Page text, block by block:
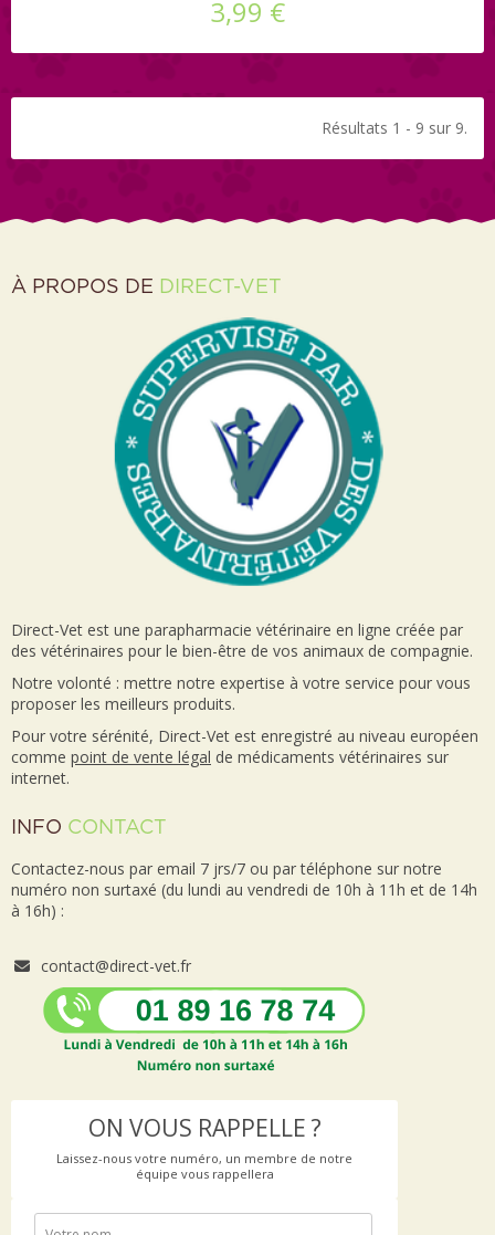
3,99 €
Résultats 1 - 9 sur 9.
À PROPOS DE DIRECT-VET
Direct-Vet est une parapharmacie vétérinaire en ligne créée par
des vétérinaires pour le bien-être de vos animaux de compagnie.
Notre volonté : mettre notre expertise à votre service pour vous
proposer les meilleurs produits.
Pour votre sérénité, Direct-Vet est enregistré au niveau européen
comme point de vente légal de médicaments vétérinaires sur
internet.
INFO CONTACT
Contactez-nous par email 7 jrs/7 ou par téléphone sur notre
numéro non surtaxé (du lundi au vendredi de 10h à 11h et de 14h
à 16h) :
contact@direct-vet.fr
ON VOUS RAPPELLE ?
Laissez-nous votre numéro, un membre de notre
équipe vous rappellera